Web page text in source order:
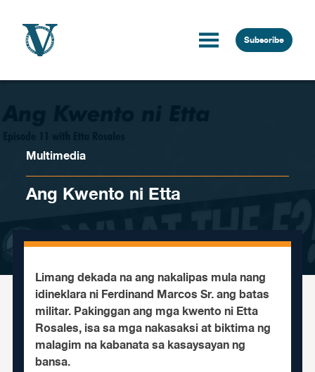
Subscribe
Multimedia
Ang Kwento ni Etta
Limang dekada na ang nakalipas mula nang
idineklara ni Ferdinand Marcos Sr. ang batas
militar. Pakinggan ang mga kwento ni Etta
Rosales, isa sa mga nakasaksi at biktima ng
malagim na kabanata sa kasaysayan ng
bansa.